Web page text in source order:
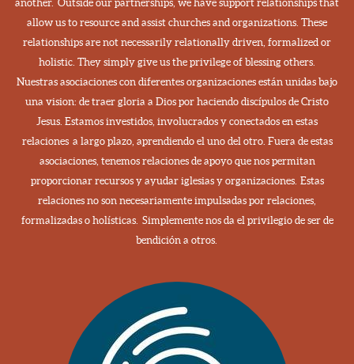
another. Outside our partnerships, we have support relationships that
allow us to resource and assist churches and organizations. These
relationships are not necessarily relationally driven, formalized or
holistic. They simply give us the privilege of blessing others.
Nuestras asociaciones con diferentes organizaciones están unidas bajo
una vision: de traer gloria a Dios por haciendo discípulos de Cristo
Jesus. Estamos investidos, involucrados y conectados en estas
relaciones a largo plazo, aprendiendo el uno del otro. Fuera de estas
asociaciones, tenemos relaciones de apoyo que nos permitan
proporcionar recursos y ayudar iglesias y organizaciones. Estas
relaciones no son necesariamente impulsadas por relaciones,
formalizadas o holísticas. Simplemente nos da el privilegio de ser de
bendición a otros.